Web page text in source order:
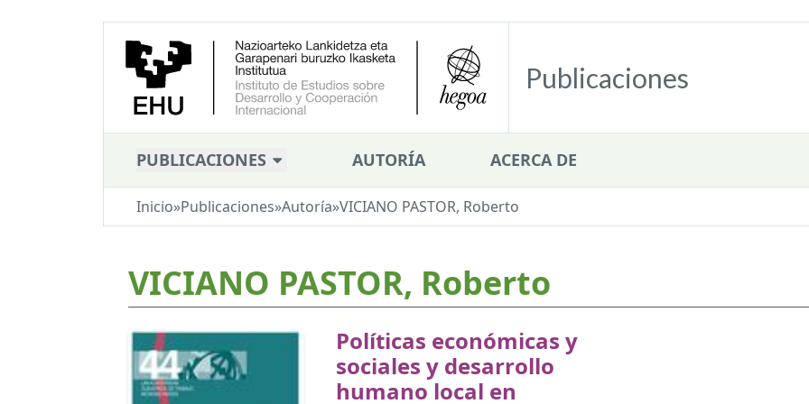
Publicaciones
PUBLICACIONES AUTORÍA ACERCA DE
Inicio»Publicaciones»Autoría»VICIANO PASTOR, Roberto
VICIANO PASTOR, Roberto
Políticas económicas y
sociales y desarrollo
humano local en